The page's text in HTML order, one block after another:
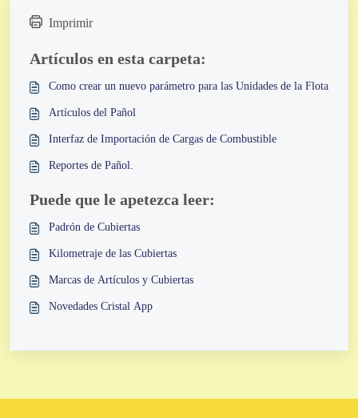
Imprimir
Artículos en esta carpeta:
Como crear un nuevo parámetro para las Unidades de la Flota
Artículos del Pañol
Interfaz de Importación de Cargas de Combustible
Reportes de Pañol.
Puede que le apetezca leer:
Padrón de Cubiertas
Kilometraje de las Cubiertas
Marcas de Artículos y Cubiertas
Novedades Cristal App